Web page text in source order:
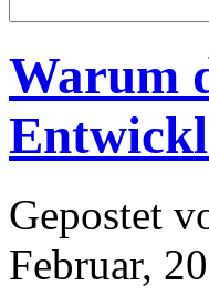
Warum
Gepostet
Februar,